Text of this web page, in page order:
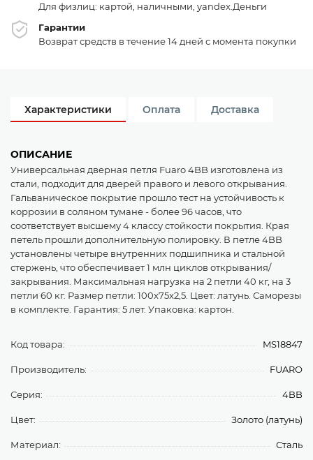
Для физлиц: картой, наличными, yandex.Деньги
Гарантии
Возврат средств в течение 14 дней с момента покупки
Характеристики Оплата Доставка
ОПИСАНИЕ
Универсальная дверная петля Fuaro 4BB изготовлена из
стали, подходит для дверей правого и левого открывания.
Гальваническое покрытие прошло тест на устойчивость к
коррозии в соляном тумане - более 96 часов, что
соответствует высшему 4 классу стойкости покрытия. Края
петель прошли дополнительную полировку. В петле 4BB
установлены четыре внутренних подшипника и стальной
стержень, что обеспечивает 1 млн циклов открывания/
закрывания. Максимальная нагрузка на 2 петли 40 кг, на 3
петли 60 кг. Размер петли: 100x75x2,5. Цвет: латунь. Саморезы
в комплекте. Гарантия: 5 лет. Упаковка: картон.
Код товара: MS18847
Производитель: FUARO
Серия: 4BB
Цвет: Золото (латунь)
Материал: Сталь